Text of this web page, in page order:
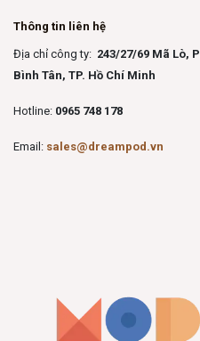
Thông tin liên hệ
Địa chỉ công ty: 243/27/69 Mã Lò,
Bình Tân, TP. Hồ Chí Minh
Hotline: 0965 748 178
Email: sales@dreampod.vn